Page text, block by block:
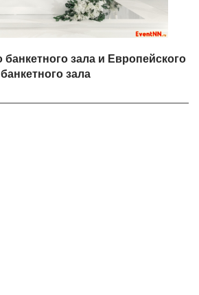
зала и Европейского
банкетного зала